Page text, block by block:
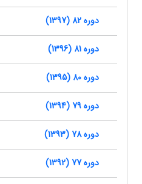
دوره 82 (1397)
دوره 81 (1396)
دوره 80 (1395)
دوره 79 (1394)
دوره 78 (1393)
دوره 77 (1392)